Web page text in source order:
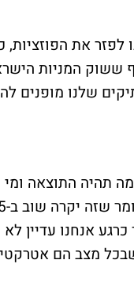
לפזר את
ששוק המניות
ועשוי להוות הזדמנות כניסה, כ-
תהיה התוצאה ומי
כרגע אנחנו
מצב הם